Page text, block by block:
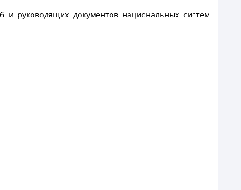
руководящих документов национальных систем